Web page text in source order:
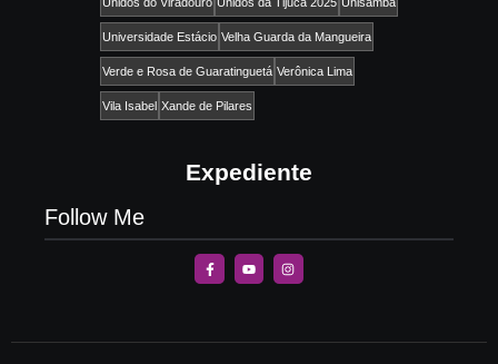
Universidade Estácio Velha Guarda da Mangueira
Verde e Rosa de Guaratinguetá Verônica Lima
Vila Isabel Xande de Pilares
Expediente
Follow Me